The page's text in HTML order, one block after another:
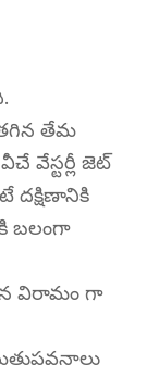
తేమ
వేస్టర్లీ జెట్
దక్షిణానికి
బలంగా
విరామం గా